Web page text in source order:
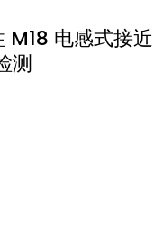
M18 电感式接近
测